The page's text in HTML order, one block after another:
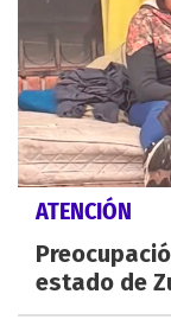
ATENCIÓN
estado de